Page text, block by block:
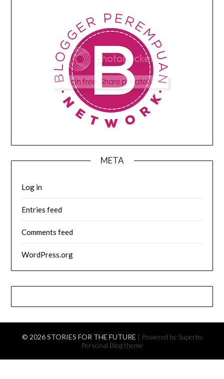
META
Log in
Entries feed
Comments feed
WordPress.org
© 2026 STORIES FOR THE FUTURE | Powered by Superbs
Personal Blog theme